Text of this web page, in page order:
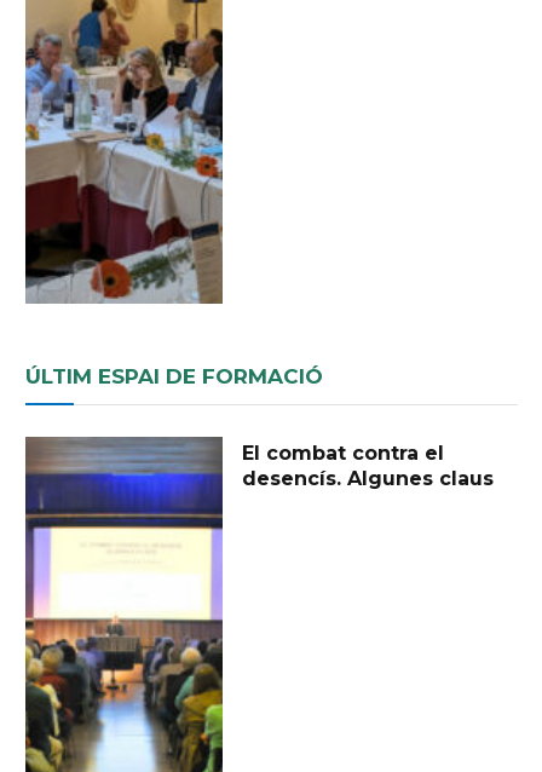
ÚLTIM ESPAI DE FORMACIÓ
El combat contra el
desencís. Algunes claus